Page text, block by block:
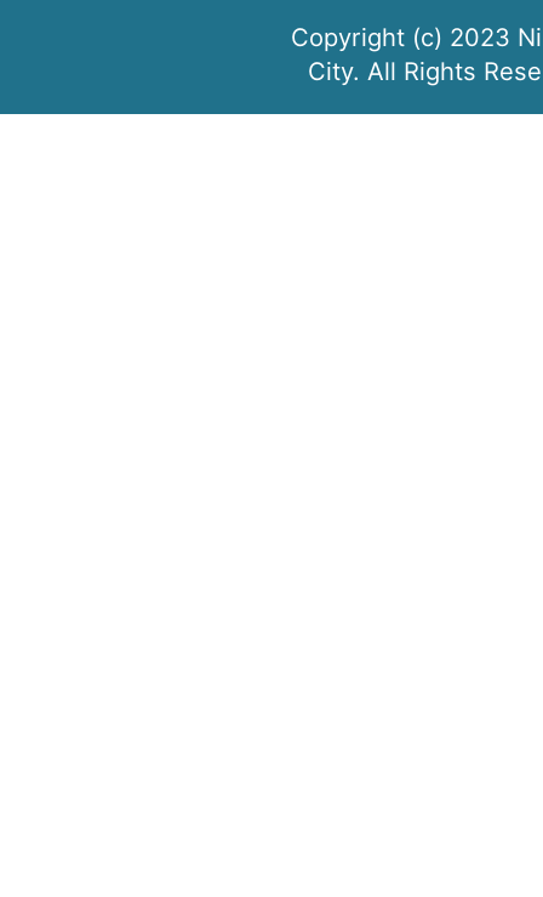
Copyright (c) 2023
City. All Rights